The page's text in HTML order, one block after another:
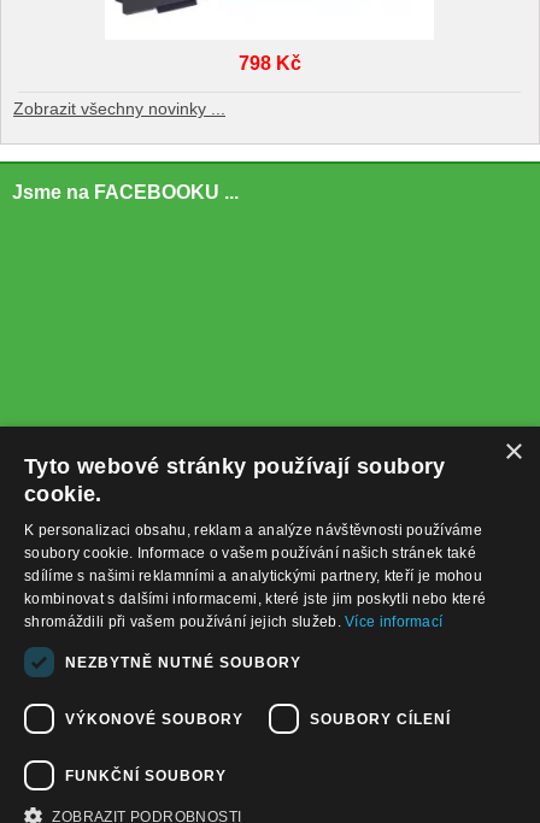
798 Kč
Zobrazit všechny novinky ...
Jsme na FACEBOOKU ...
+420732122225
obchod@baterie-nabijecka.cz
Navigace
Úvodní strana
×
Tyto webové stránky používají soubory
cookie.
K personalizaci obsahu, reklam a analýze návštěvnosti používáme
soubory cookie. Informace o vašem používání našich stránek také
sdílíme s našimi reklamními a analytickými partnery, kteří je mohou
kombinovat s dalšími informacemi, které jste jim poskytli nebo které
shromáždili při vašem používání jejich služeb.Více informací
NEZBYTNĚ NUTNÉ SOUBORY
VÝKONOVÉ SOUBORY SOUBORY CÍLENÍ
FUNKČNÍ SOUBORY
ZOBRAZIT PODROBNOSTI